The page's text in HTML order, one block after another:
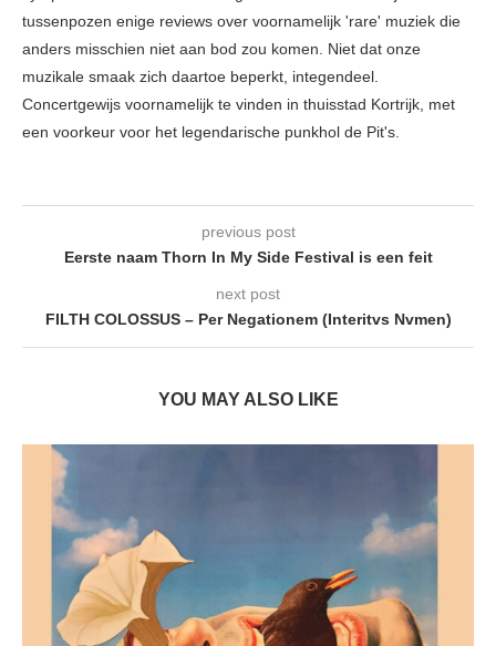
tussenpozen enige reviews over voornamelijk 'rare' muziek die
anders misschien niet aan bod zou komen. Niet dat onze
muzikale smaak zich daartoe beperkt, integendeel.
Concertgewijs voornamelijk te vinden in thuisstad Kortrijk, met
een voorkeur voor het legendarische punkhol de Pit's.
previous post
Eerste naam Thorn In My Side Festival is een feit
next post
FILTH COLOSSUS – Per Negationem (Interitvs Nvmen)
YOU MAY ALSO LIKE